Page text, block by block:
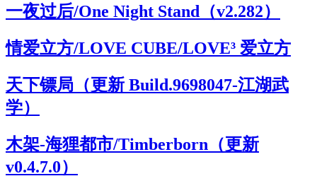
一夜过后/One Night Stand（v2.282）
情爱立方/LOVE CUBE/LOVE³ 爱立方
天下镖局（更新 Build.9698047-江湖武
学）
木架-海狸都市/Timberborn（更新
v0.4.7.0）